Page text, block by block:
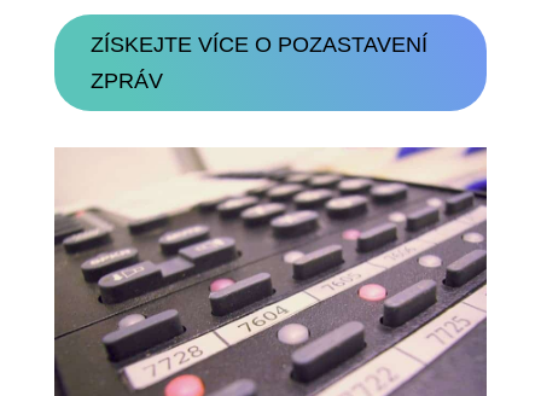
ZÍSKEJTE VÍCE O POZASTAVENÍ
ZPRÁV